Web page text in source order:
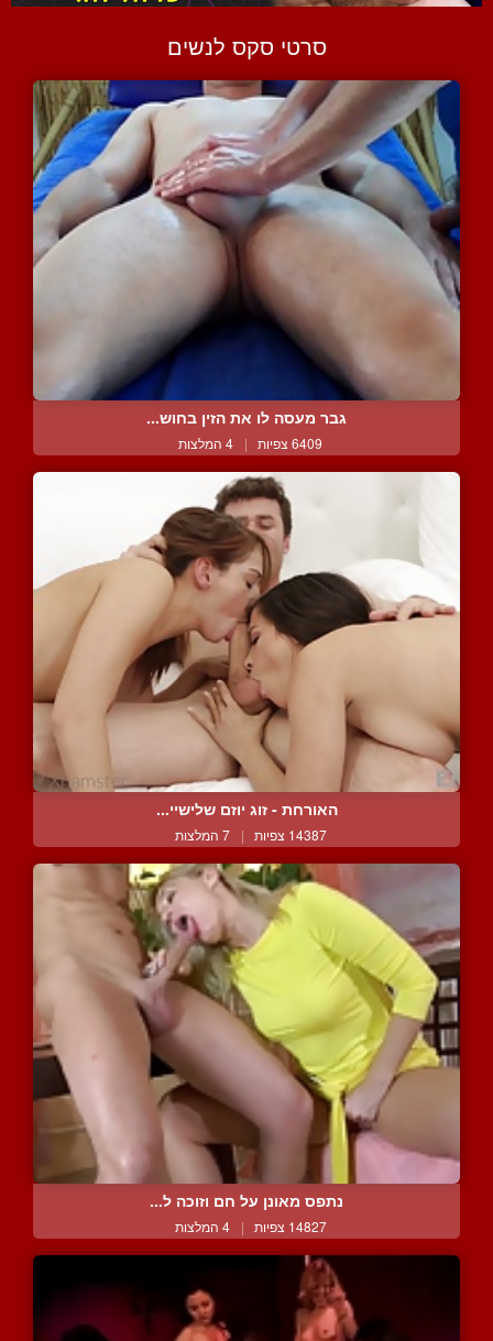
סרטי סקס לנשים
גבר מעסה לו את הזין בחוש...
6409 צפיות | 4 המלצות
האורחת - זוג יוזם שלישיי...
14387 צפיות | 7 המלצות
נתפס מאונן על חם וזוכה ל...
14827 צפיות | 4 המלצות